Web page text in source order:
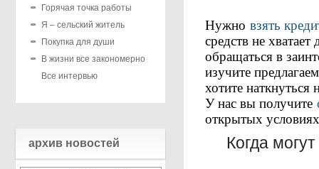
Горячая точка работы
Я – сельский житель
Покупка для души
В жизни все закономерно
Все интервью
архив новостей
Нужно взять
средств не
обращаться в
изучите
хотите
У нас вы получите
открытых
Когда